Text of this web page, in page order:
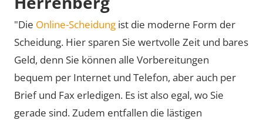
"Die Online-Scheidung ist die moderne Form der
Scheidung. Hier sparen Sie wertvolle Zeit und bares
Geld, denn Sie können alle Vorbereitungen
bequem per Internet und Telefon, aber auch per
Brief und Fax erledigen. Es ist also egal, wo Sie
gerade sind. Zudem entfallen die lästigen